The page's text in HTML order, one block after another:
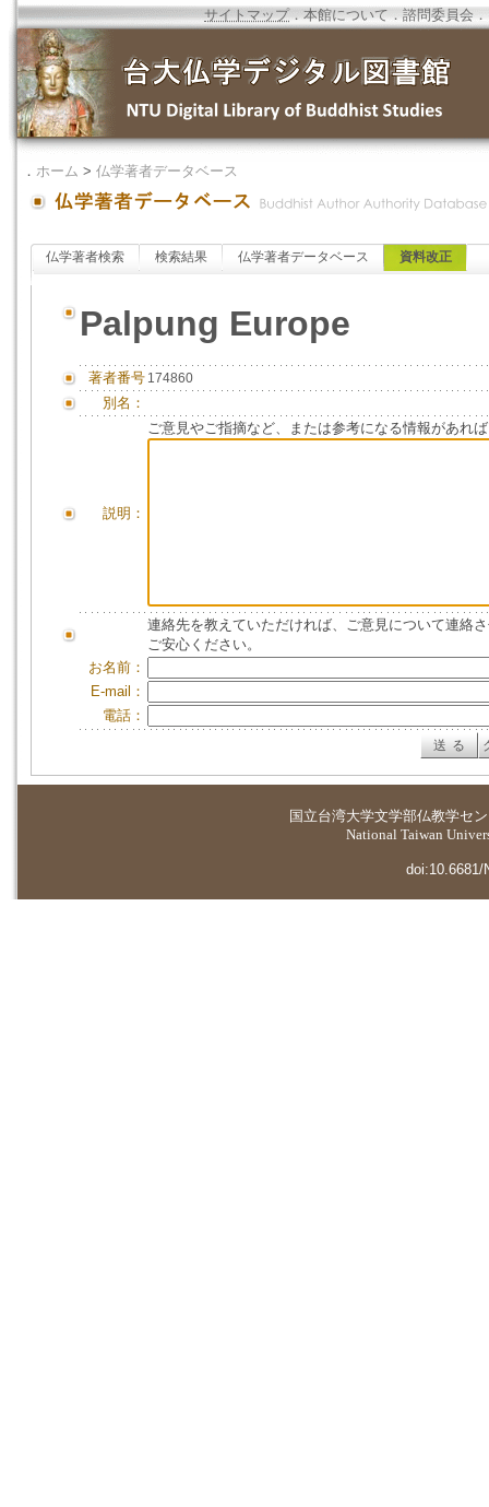
サイトマップ．本館について ．諮問委員会 ．
． ホーム > 仏学著者データベース
仏学著者検索 検索結果 仏学著者データベース 資料改正
Palpung Europe
著者番号 174860
別名：
説明：
ご意見やご指摘など、または参考になる情報があれ
連絡先を教えていただければ、ご意見について連絡
ご安心ください。
お名前：
E-mail：
電話：
国立台湾大学文学部仏教学セ
National Taiwan
doi:10.6681/